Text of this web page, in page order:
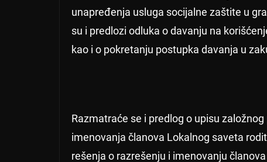
unapređenja usluga socijalne zaštite u
su i predlozi odluka o davanju na
kao i o pokretanju postupka davanja u
Razmatraće se i predlog o upisu
imenovanja članova Lokalnog saveta
rešenja o razrešenju i imenovanju